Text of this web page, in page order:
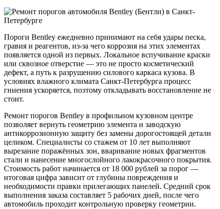
Пороги Bentley ежедневно принимают на себя удары песка,
гравия и реагентов, из-за чего коррозия на этих элементах
появляется одной из первых. Локальное вспучивание краски
или сквозное отверстие — это не просто косметический
дефект, а путь к разрушению силового каркаса кузова. В
условиях влажного климата Санкт-Петербурга процесс
гниения ускоряется, поэтому откладывать восстановление не
стоит.
Ремонт порогов Bentley в профильном кузовном центре
позволяет вернуть геометрию элемента и заводскую
антикоррозионную защиту без замены дорогостоящей детали
целиком. Специалисты со стажем от 10 лет выполняют
вырезание поражённых зон, вваривание новых фрагментов
стали и нанесение многослойного лакокрасочного покрытия.
Стоимость работ начинается от 18 000 рублей за порог —
итоговая цифра зависит от глубины повреждения и
необходимости правки прилегающих панелей. Средний срок
выполнения заказа составляет 5 рабочих дней, после чего
автомобиль проходит контрольную проверку геометрии.